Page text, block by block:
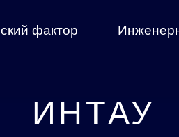
ИНТАУ
фактор